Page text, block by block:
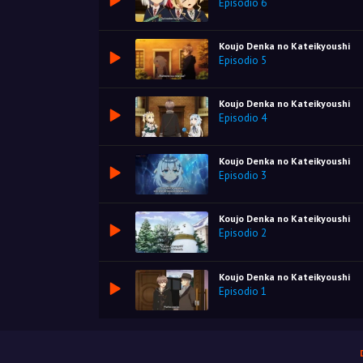
Koujo Denka no Kateikyoushi
Episodio 5
Koujo Denka no Kateikyoushi
Episodio 4
Koujo Denka no Kateikyoushi
Episodio 3
Koujo Denka no Kateikyoushi
Episodio 2
Koujo Denka no Kateikyoushi
Episodio 1